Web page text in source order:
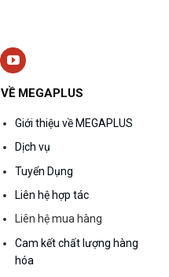
VỀ MEGAPLUS
Giới thiệu về MEGAPLUS
Dịch vụ
Tuyển Dụng
Liên hệ hợp tác
Liên hệ mua hàng
Cam kết chất lượng hàng
hóa